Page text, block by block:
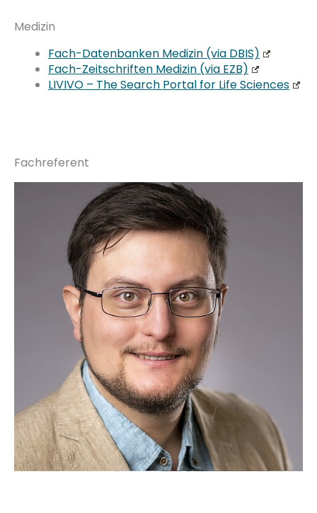
Medizin
Fach-Datenbanken Medizin (via DBIS)
Fach-Zeitschriften Medizin (via EZB)
LIVIVO – The Search Portal for Life Sciences
Fachreferent